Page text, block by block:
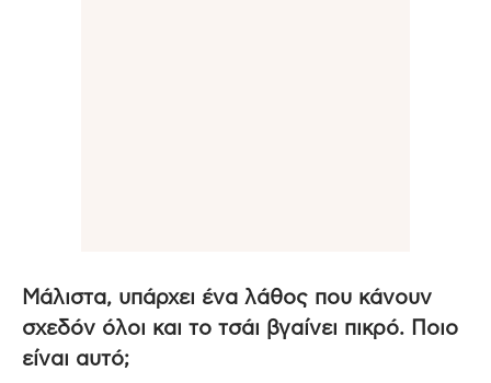
Μάλιστα, υπάρχει ένα λάθος που κάνουν
σχεδόν όλοι και το τσάι βγαίνει πικρό. Ποιο
είναι αυτό;